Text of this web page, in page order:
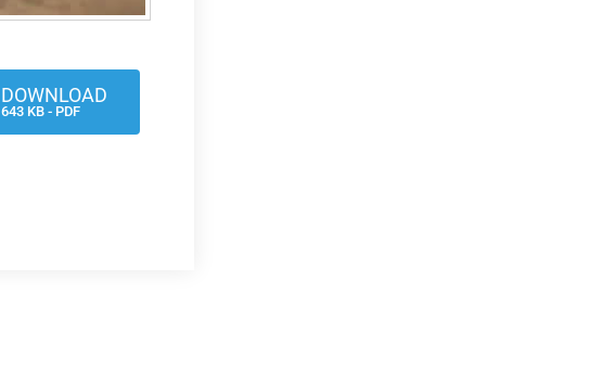
DOWNLOAD
643 KB - PDF